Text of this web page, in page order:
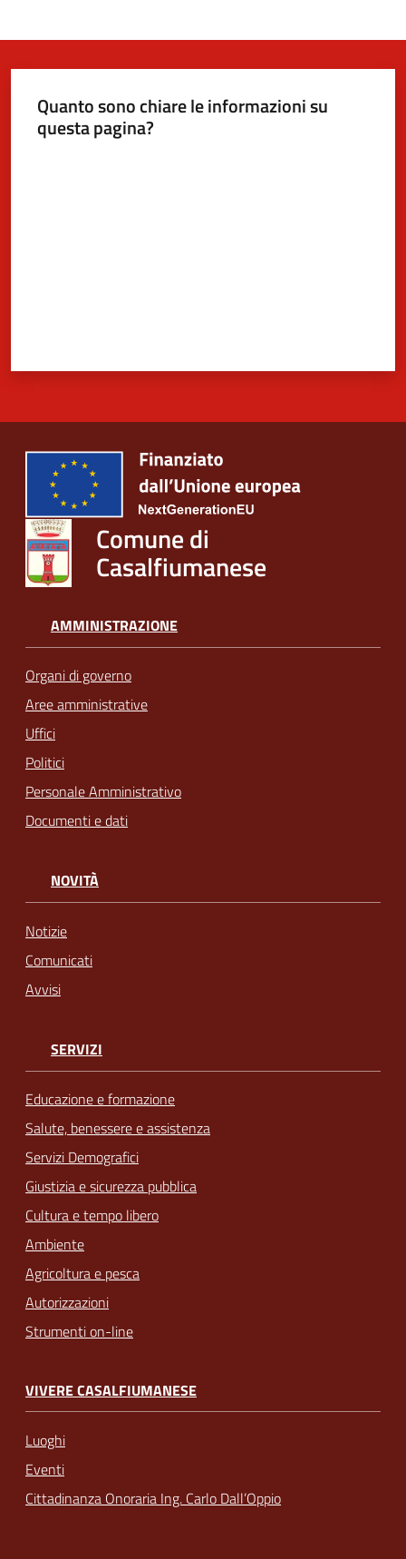
Quanto sono chiare le informazioni su
questa pagina?
Comune di
Casalfiumanese
AMMINISTRAZIONE
Organi di governo
Aree amministrative
Uffici
Politici
Personale Amministrativo
Documenti e dati
NOVITÀ
Notizie
Comunicati
Avvisi
SERVIZI
Educazione e formazione
Salute, benessere e assistenza
Servizi Demografici
Giustizia e sicurezza pubblica
Cultura e tempo libero
Ambiente
Agricoltura e pesca
Autorizzazioni
Strumenti on-line
VIVERE CASALFIUMANESE
Luoghi
Eventi
Cittadinanza Onoraria Ing. Carlo Dall’Oppio